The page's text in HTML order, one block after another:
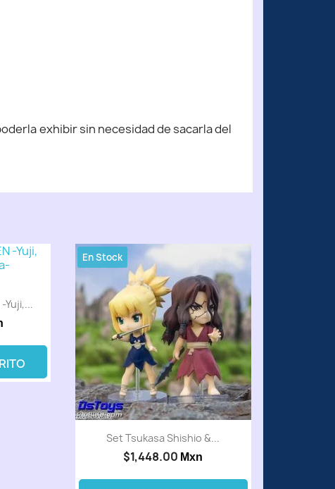
exhibir sin necesidad de sacarla del
-Yuji,...
Set Tsukasa Shishio &...
$1,448.00 Mxn
En Stock